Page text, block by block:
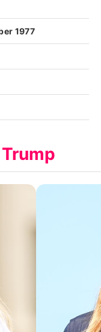
1977